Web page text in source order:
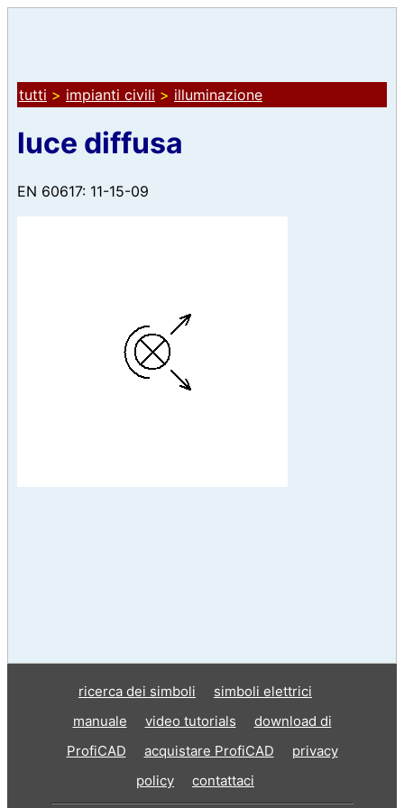
tutti > impianti civili > illuminazione
luce diffusa
EN 60617: 11-15-09
ricerca dei simboli
simboli elettrici
manuale
video tutorials
download di
ProfiCAD
acquistare ProfiCAD
privacy
policy
contattaci